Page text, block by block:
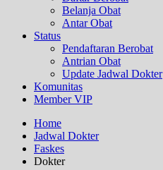
Belanja Obat
Antar Obat
Status
Pendaftaran Berobat
Antrian Obat
Update Jadwal Dokter
Komunitas
Member VIP
Home
Jadwal Dokter
Faskes
Dokter